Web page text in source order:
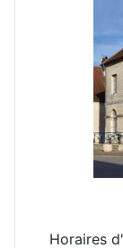
Horaires